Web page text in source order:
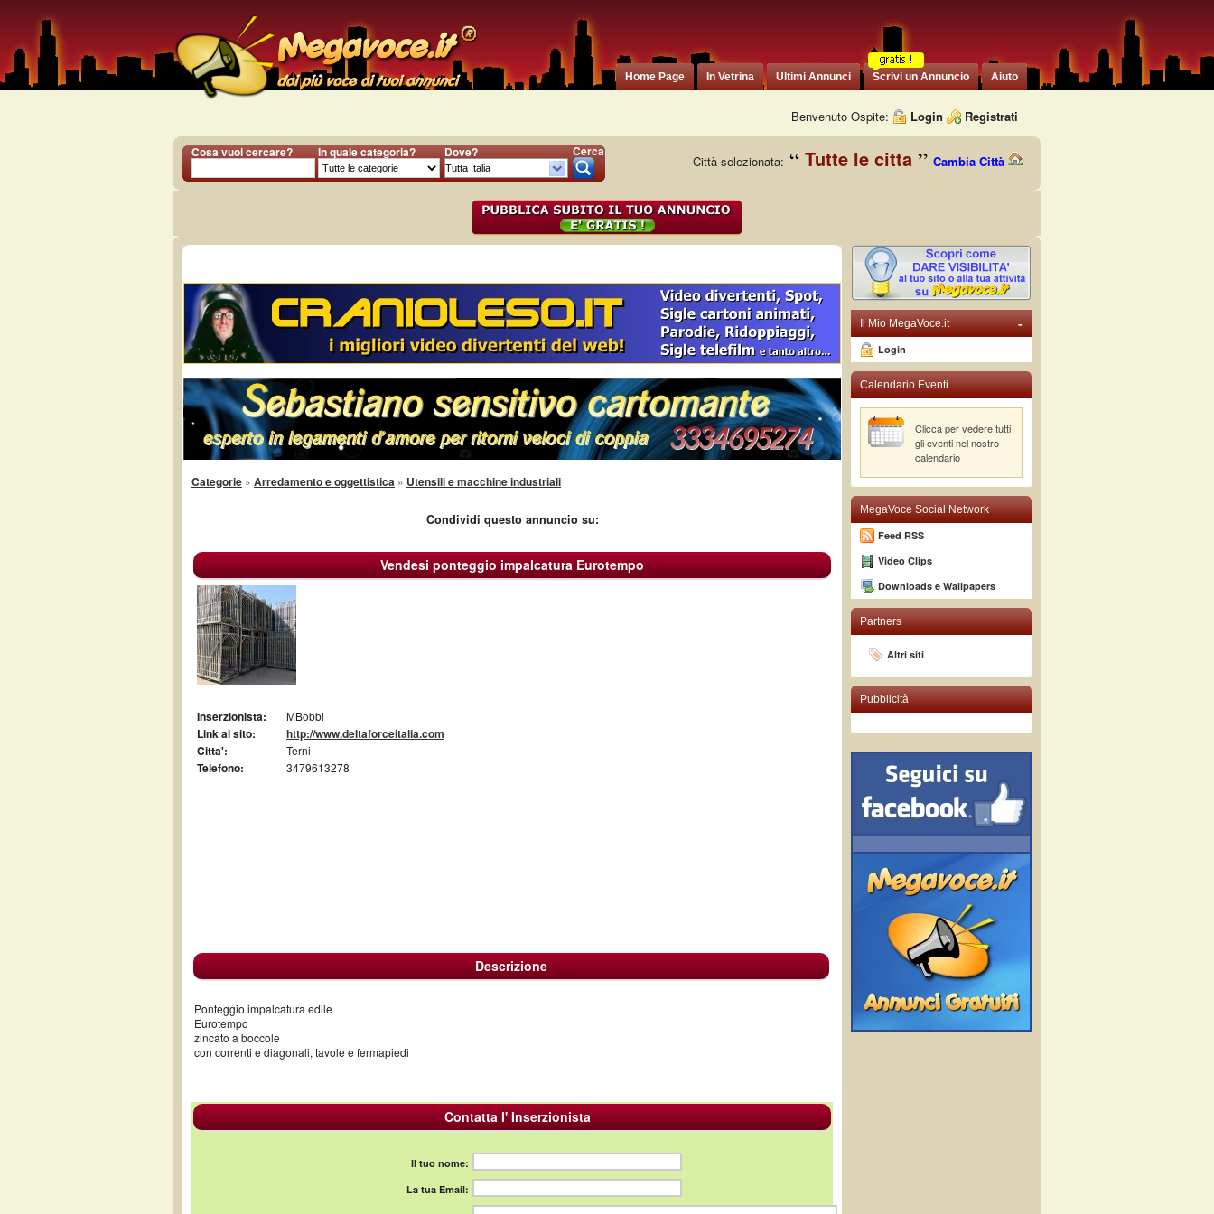
Home Page In Vetrina Ultimi Annunci Scrivi un Annuncio Aiuto
Benvenuto Ospite: Login Registrati
Cosa vuoi cercare? In quale categoria? Dove? Cerca
Città selezionata: Tutte le citta Cambia Città
Categorie » Arredamento e oggettistica » Utensili e macchine industriali
Condividi questo annuncio su:
Vendesi ponteggio impalcatura Eurotempo
Inserzionista: MBobbi
Link al sito:
http://www.deltaforceitalia.com
Citta':
Terni
Telefono: 3479613278
Descrizione
Ponteggio impalcatura edile
Eurotempo
zincato a boccole
con correnti e diagonali, tavole e fermapiedi
Contatta l' Inserzionista
Il tuo nome:
La tua Email:
-
Il Mio MegaVoce.it
Login
Calendario Eventi
Clicca per vedere tutti
gli eventi nel nostro
calendario
MegaVoce Social Network
Feed RSS
Video Clips
Downloads e Wallpapers
Partners
Altri siti
Pubblicità